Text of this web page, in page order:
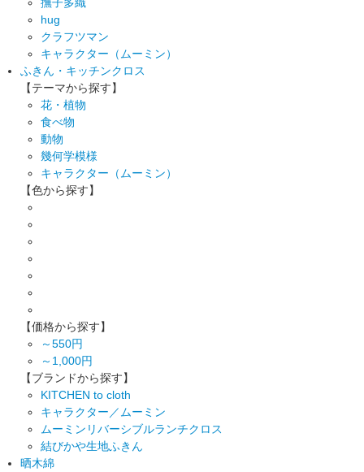
hug
クラフツマン
キャラクター（ムーミン）
ふきん・キッチンクロス
【テーマから探す】
花・植物
食べ物
動物
幾何学模様
キャラクター（ムーミン）
【色から探す】
【価格から探す】
～550円
～1,000円
【ブランドから探す】
KITCHEN to cloth
キャラクター／ムーミン
ムーミンリバーシブルランチクロス
結びかや生地ふきん
晒木綿